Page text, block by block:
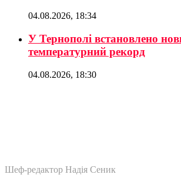
04.08.2026, 18:34
У Тернополі встановлено
температурний рекорд
04.08.2026, 18:30
Шеф-редактор Надія Сеник